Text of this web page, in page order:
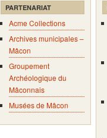
PARTENARIAT
Acme Collections
Archives municipales –
Mâcon
Groupement
Archéologique du
Mâconnais
Musées de Mâcon